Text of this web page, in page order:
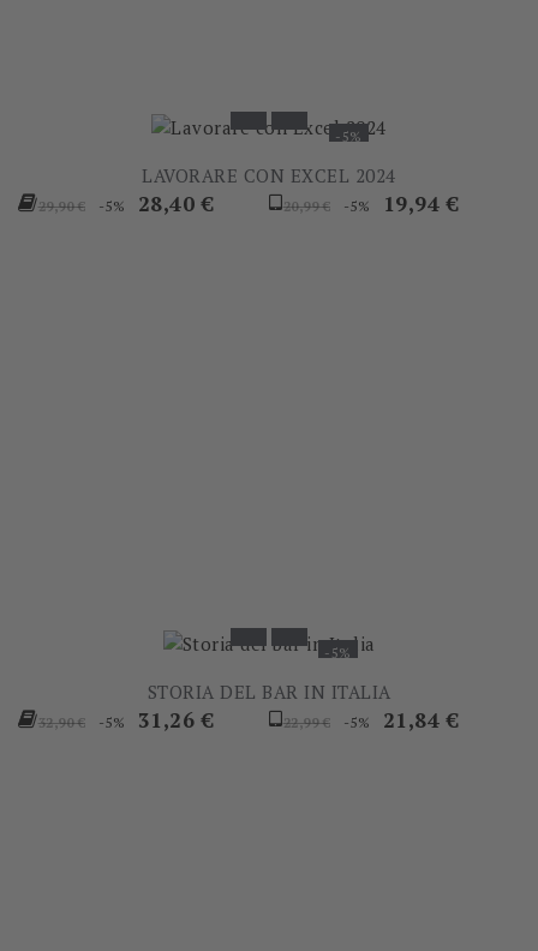
-5%
LAVORARE CON EXCEL 2024
Prezzo
29,90 € -5% Prezzo
28,40 €
Prezzo
20,99 € -5% Prezzo
19,94 €
-5%
STORIA DEL BAR IN ITALIA
Prezzo
32,90 € -5% Prezzo
31,26 €
Prezzo
22,99 € -5% Prezzo
21,84 €